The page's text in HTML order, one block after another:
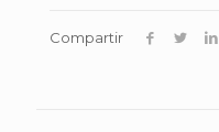
Compartir